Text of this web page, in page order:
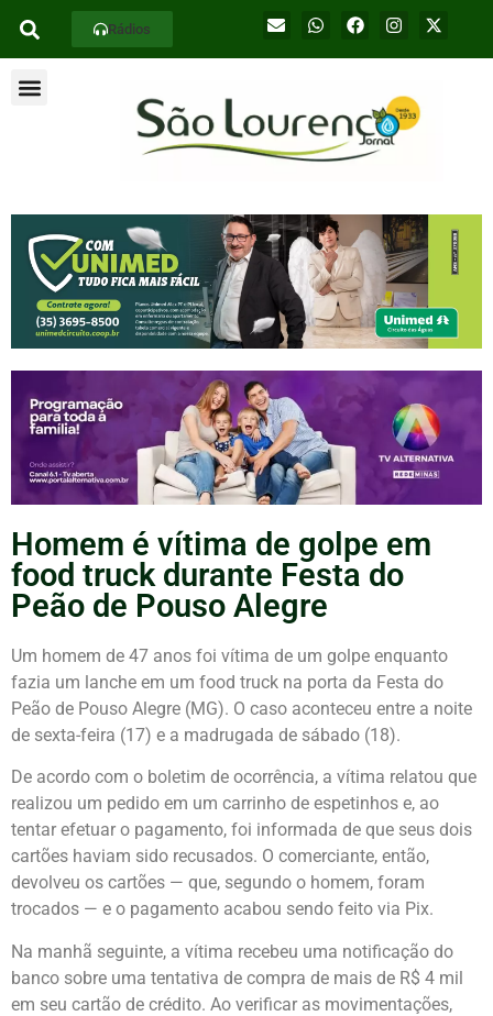
Rádios
Homem é vítima de golpe em
food truck durante Festa do
Peão de Pouso Alegre
Um homem de 47 anos foi vítima de um golpe enquanto
fazia um lanche em um food truck na porta da Festa do
Peão de Pouso Alegre (MG). O caso aconteceu entre a noite
de sexta-feira (17) e a madrugada de sábado (18).
De acordo com o boletim de ocorrência, a vítima relatou que
realizou um pedido em um carrinho de espetinhos e, ao
tentar efetuar o pagamento, foi informada de que seus dois
cartões haviam sido recusados. O comerciante, então,
devolveu os cartões — que, segundo o homem, foram
trocados — e o pagamento acabou sendo feito via Pix.
Na manhã seguinte, a vítima recebeu uma notificação do
banco sobre uma tentativa de compra de mais de R$ 4 mil
em seu cartão de crédito. Ao verificar as movimentações,